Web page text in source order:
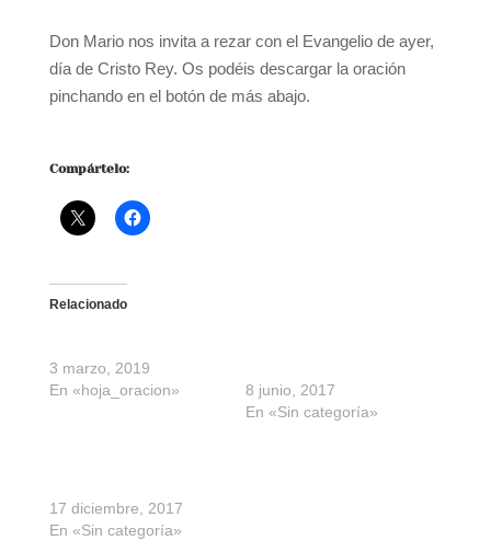
Don Mario nos invita a rezar con el Evangelio de ayer,
día de Cristo Rey. Os podéis descargar la oración
pinchando en el botón de más abajo.
Compártelo:
Relacionado
3 marzo, 2019
En «hoja_oracion»
8 junio, 2017
En «Sin categoría»
17 diciembre, 2017
En «Sin categoría»